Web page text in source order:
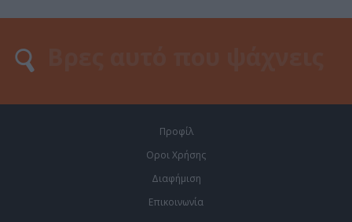
Προφίλ
Οροι Χρήσης
Διαφήμιση
Επικοινωνία